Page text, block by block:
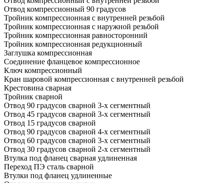
Отвод компрессионный 90 градусов
Тройник компрессионная с внутренней резьбой
Тройник компрессионная с наружной резьбой
Тройник компрессионная равносторонний
Тройник компрессионная редукционный
Заглушка компрессионная
Соединение фланцевое компрессионное
Ключ компрессионный
Кран шаровой компрессионная с внутренней резьбой
Крестовина сварная
Тройник сварной
Отвод 90 градусов сварной 3-х сегментный
Отвод 45 градусов сварной 3-х сегментный
Отвод 15 градусов сварной
Отвод 90 градусов сварной 4-х сегментный
Отвод 60 градусов сварной 3-х сегментный
Отвод 30 градусов сварной 2-х сегментный
Втулка под фланец сварная удлиненная
Переход ПЭ сталь сварной
Втулки под фланец удлиненные